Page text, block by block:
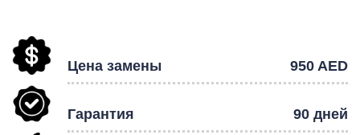
Цена замены 950 AED
Гарантия 90 дней